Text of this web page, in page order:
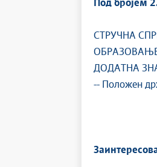
Под бројем
СТРУЧНА
ОБРАЗОВАЊЕ:
ДОДАТНА
-- Положен